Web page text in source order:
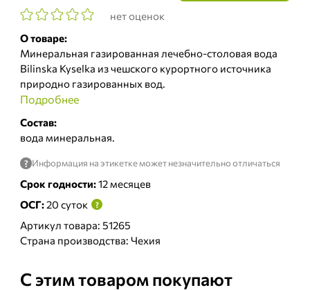
нет оценок
О товаре:
Минеральная газированная лечебно-столовая вода
Bilinska Kyselka из чешского курортного источника
природно газированных вод.
Подробнее
Состав:
вода минеральная.
? Информация на этикетке может незначительно отличаться
Срок годности:12 месяцев
ОСГ:20 суток ?
Артикул товара: 51265
Страна производства: Чехия
С этим товаром покупают